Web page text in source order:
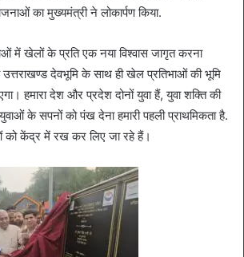
का मुख्यमंत्री ने लोकार्पण किया.
में खेलों के प्रति एक नया विश्वास जागृत करना
उत्तराखण्ड देवभूमि के साथ ही खेल प्रतिभाओं की भूमि
हमारा देश और प्रदेश दोनों युवा हैं, युवा शक्ति की
युवाओं के सपनों को पंख देना हमारी पहली प्राथमिकता है.
को केंद्र में रख कर लिए जा रहे हैं।